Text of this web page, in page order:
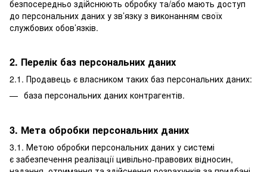
безпосередньо здійснюють обробку та/або мають доступ
до персональних даних у зв’язку з виконанням своїх
службових обов’язків.
2. Перелік баз персональних даних
2.1. Продавець є власником таких баз персональних даних:
база персональних даних контрагентів.
3. Мета обробки персональних даних
3.1. Метою обробки персональних даних у системі
є забезпечення реалізації цивільно-правових відносин,